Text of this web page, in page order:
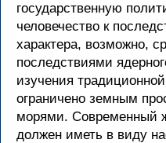
государственную
человечество к
характера, возможно,
последствиями
изучения
ограничено земным
морями. Современный
должен иметь в виду